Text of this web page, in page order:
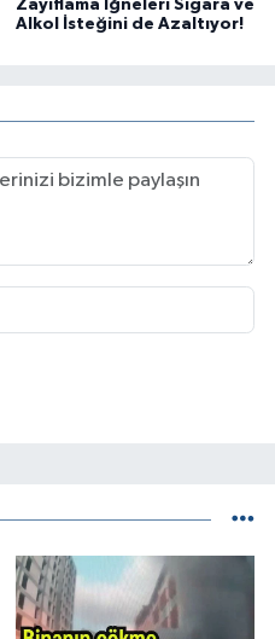
Zayıflama İğneleri Sigara ve
Alkol İsteğini de Azaltıyor!